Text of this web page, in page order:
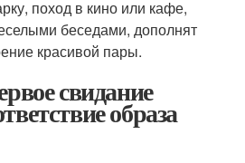
поход в кино или кафе,
беседами, дополнят
красивой пары.
свидание
образа